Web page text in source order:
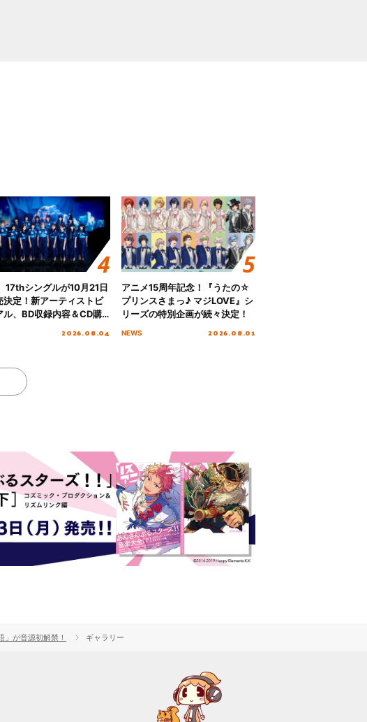
17thシングルが10月21日
決定！新アーティストビ
ル、BD収録内容＆CD購
2026.08.04
アニメ15周年記念！『うたの☆
プリンスさまっ♪ マジLOVE』シ
リーズの特別企画が続々決定！
NEWS 2026.08.01
が音源初解禁！ ギャラリー